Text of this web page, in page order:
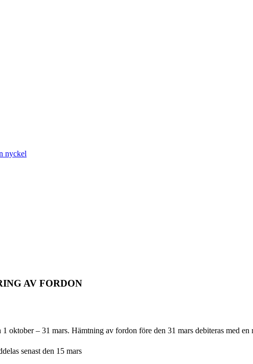
nyckel
AV FORDON
oktober – 31 mars. Hämtning av fordon före den 31 mars debiteras med en
senast den 15 mars